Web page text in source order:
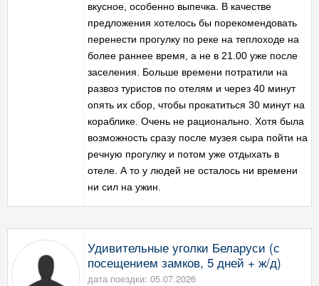
вкусное, особенно выпечка. В качестве
предложения хотелось бы порекомендовать
перенести прогулку по реке на теплоходе на
более раннее время, а не в 21.00 уже после
заселения. Больше времени потратили на
развоз туристов по отелям и через 40 минут
опять их сбор, чтобы прокатиться 30 минут на
кораблике. Очень не рационально. Хотя была
возможность сразу после музея сыра пойти на
речную прогулку и потом уже отдыхать в
отеле. А то у людей не осталось ни времени
ни сил на ужин.
Удивительные уголки Беларуси (с
посещением замков, 5 дней + ж/д)
дата поездки: 05.07.2026